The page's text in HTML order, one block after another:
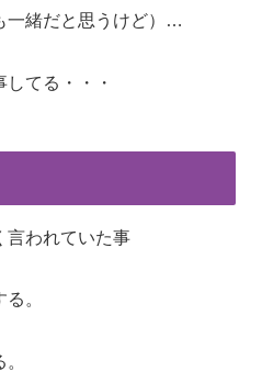
一緒だと思うけど）…
てる・・・
言われていた事
。